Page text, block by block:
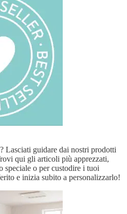
Lasciati guidare dai nostri prodotti
qui gli articoli più apprezzati,
speciale o per custodire i tuoi
e inizia subito a personalizzarlo!